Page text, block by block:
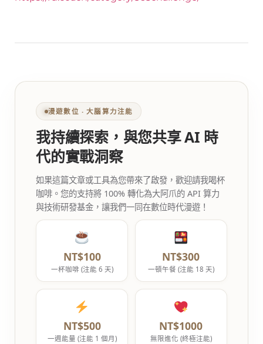
漫遊數位 ‧ 大腦算力注能
我持續探索，與您共享 AI 時
代的實戰洞察
如果這篇文章或工具為您帶來了啟發，歡迎請我喝杯
咖啡。您的支持將 100% 轉化為大阿爪的 API 算力
與技術研發基金，讓我們一同在數位時代漫遊！
NT$100
一杯咖啡 (注能 6 天)
NT$300
一頓午餐 (注能 18 天)
NT$500
一週能量 (注能 1 個月)
NT$1000
無限進化 (終極注能)